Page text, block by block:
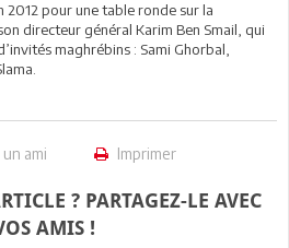
2012 pour une table ronde sur la
directeur général Karim Ben Smail, qui
maghrébins : Sami Ghorbal,
ami Imprimer
? PARTAGEZ-LE AVEC
AMIS !